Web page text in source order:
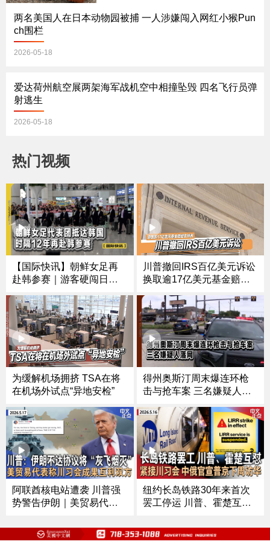
两名美国人在日本动物园被捕 一人涉嫌闯入网红小猴Pun
ch围栏
2026-05-18
爱达荷州航空展两架海军战机空中相撞坠毁 四名飞行员弹
射逃生
2026-05-18
热门视频
【国际快讯】朝鲜女足再
赴韩参赛｜游客硬闯日本P
世界卫生大会开幕
川普撤回IRS百亿美元诉讼
换取逾17亿美元基金赔偿
为缓解机场拥挤 TSA在将
在机场外试点“异地安检”
得州奥斯汀周末爆连环枪
击与抢车案 三名嫌疑人落
阿联酋核电站遭袭 川普强
势警告伊朗｜美贸易代
订单｜白宫10亿安保费告
吹？｜川普反对者连任参
纽约长岛铁路30年来首次
罢工停运 川普、霍楚互相
号人物｜部署326天 福特号
航母终于回港｜美中同意